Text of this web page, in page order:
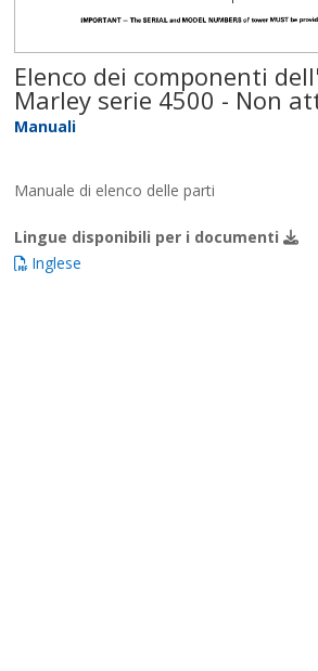
Elenco dei componenti
Marley serie 4500 - Non
Manuali
Manuale di elenco delle parti
Lingue disponibili per i documenti
Inglese